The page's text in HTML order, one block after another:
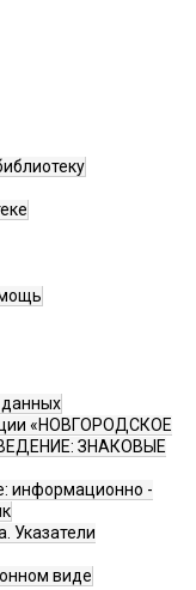
данных
«НОВГОРОДСКОЕ
ЗНАКОВЫЕ
информационно -
Указатели
виде